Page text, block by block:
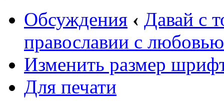
Обсуждения ‹ Давай с
православии с любовью
Изменить размер
Для печати